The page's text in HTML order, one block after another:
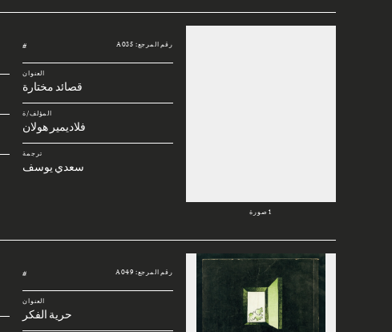
رقم المرجع: A035 #
العنوان
قصائد مختارة
المؤلف/ة
فلاديمير هولان
ترجمة
سعدي يوسف
1 صورة
رقم المرجع: A049 #
العنوان
حرية الفكر